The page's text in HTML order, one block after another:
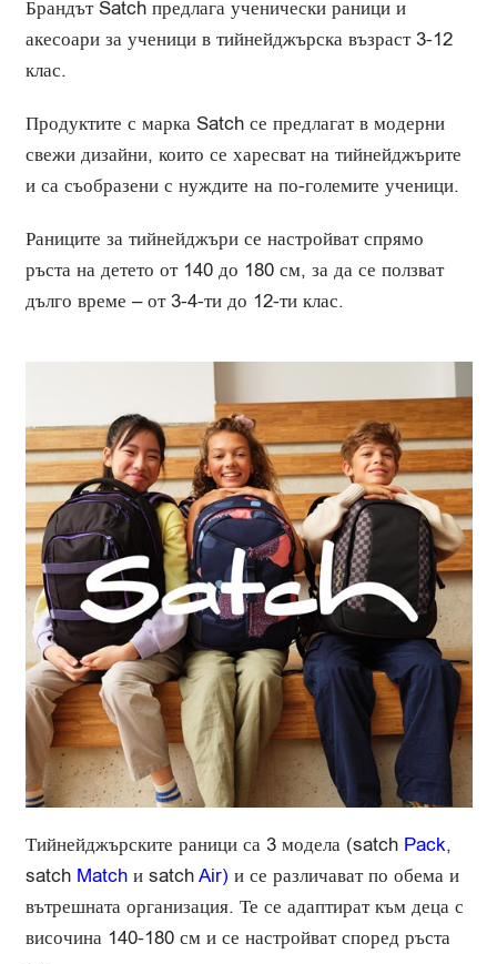
Брандът Satch предлага ученически раници и
акесоари за ученици в тийнейджърска възраст 3-12
клас.
Продуктите с марка Satch се предлагат в модерни
свежи дизайни, които се харесват на тийнейджърите
и са съобразени с нуждите на по-големите ученици.
Раниците за тийнейджъри се настройват спрямо
ръста на детето от 140 до 180 см, за да се ползват
дълго време – от 3-4-ти до 12-ти клас.
Тийнейджърските раници са 3 модела (satch Pack,
satch Match и satchAir) и се различават по обема и
вътрешната организация. Те се адаптират към деца с
височина 140-180 см и се настройват според ръста